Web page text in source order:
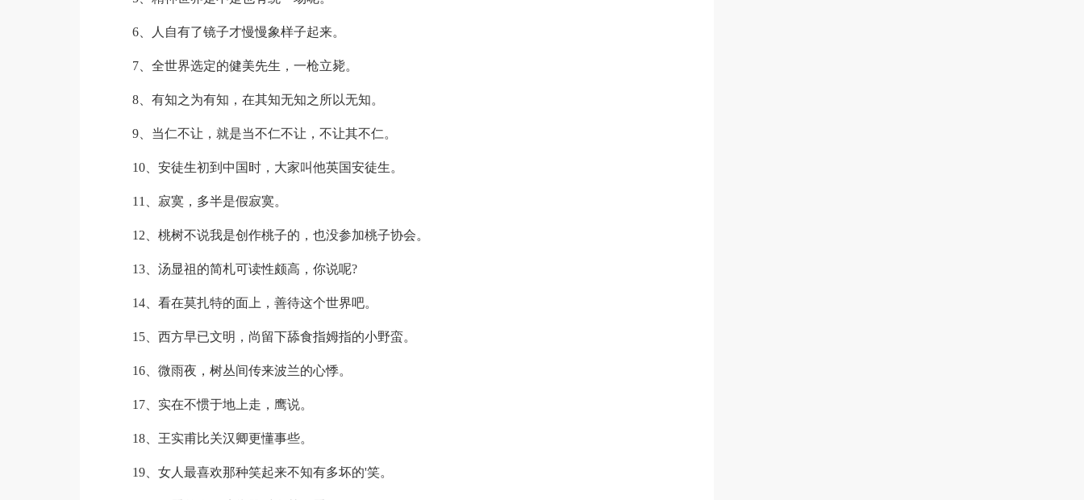
6、人自有了镜子才慢慢象样子起来。
7、全世界选定的健美先生，一枪立毙。
8、有知之为有知，在其知无知之所以无知。
9、当仁不让，就是当不仁不让，不让其不仁。
10、安徒生初到中国时，大家叫他英国安徒生。
11、寂寞，多半是假寂寞。
12、桃树不说我是创作桃子的，也没参加桃子协会。
13、汤显祖的简札可读性颇高，你说呢?
14、看在莫扎特的面上，善待这个世界吧。
15、西方早已文明，尚留下舔食指姆指的小野蛮。
16、微雨夜，树丛间传来波兰的心悸。
17、实在不惯于地上走，鹰说。
18、王实甫比关汉卿更懂事些。
19、女人最喜欢那种笑起来不知有多坏的'笑。